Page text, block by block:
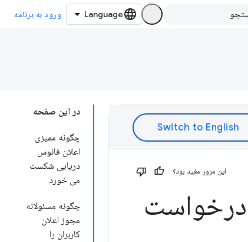
ورود به برنامه
در این صفحه
چگونه ممیزی
اعلان فانوس
دریایی شکست
می خورد
چگونه مسئولانه
مجوز اعلان
کاربران را
این مرور مفید بود؟
درخواست